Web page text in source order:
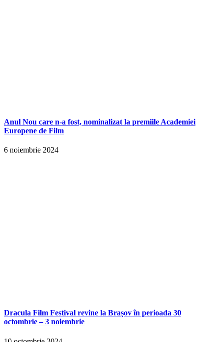
Anul Nou care n-a fost, nominalizat la premiile Academiei
Europene de Film
6 noiembrie 2024
Dracula Film Festival revine la Brașov în perioada 30
octombrie – 3 noiembrie